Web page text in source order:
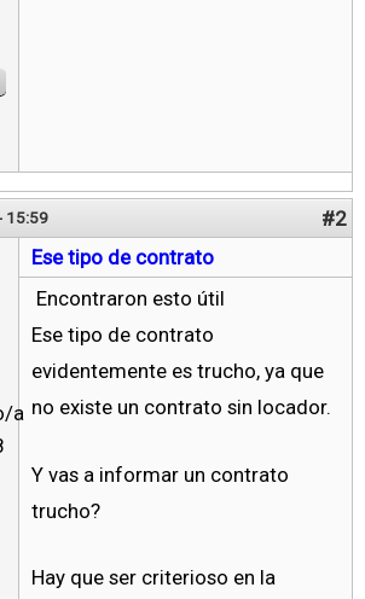
15:59 #2
a
Ese tipo de contrato
Encontraron esto útil
Ese tipo de contrato
evidentemente es trucho, ya que
no existe un contrato sin locador.
Y vas a informar un contrato
trucho?
Hay que ser criterioso en la